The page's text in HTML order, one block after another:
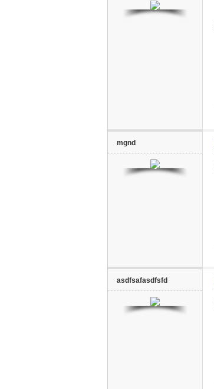
mgnd
asdfsafasdfsfd